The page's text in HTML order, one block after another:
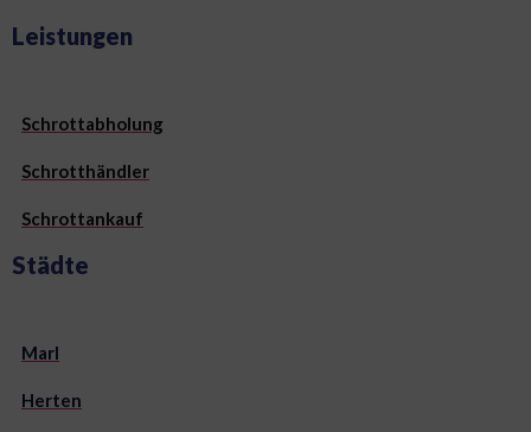
Leistungen
Schrottabholung
Schrotthändler
Schrottankauf
Städte
Marl
Herten